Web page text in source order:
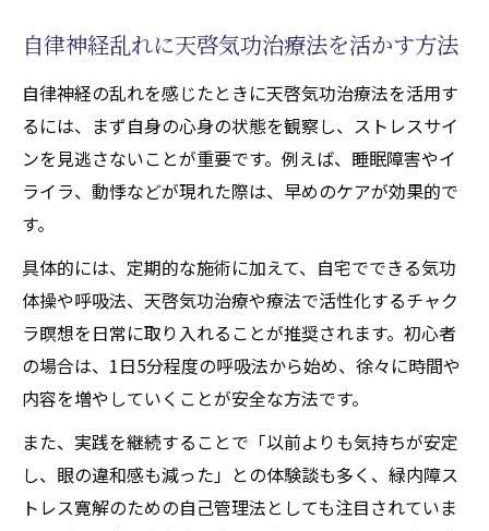
自律神経乱れに天啓気功治療法を活かす方法
自律神経の乱れを感じたときに天啓気功治療法を活用す
るには、まず自身の心身の状態を観察し、ストレスサイ
ンを見逃さないことが重要です。例えば、睡眠障害やイ
ライラ、動悸などが現れた際は、早めのケアが効果的で
す。
具体的には、定期的な施術に加えて、自宅でできる気功
体操や呼吸法、天啓気功治療や療法で活性化するチャク
ラ瞑想を日常に取り入れることが推奨されます。初心者
の場合は、1日5分程度の呼吸法から始め、徐々に時間や
内容を増やしていくことが安全な方法です。
また、実践を継続することで「以前よりも気持ちが安定
し、眼の違和感も減った」との体験談も多く、緑内障ス
トレス寛解のための自己管理法としても注目されていま